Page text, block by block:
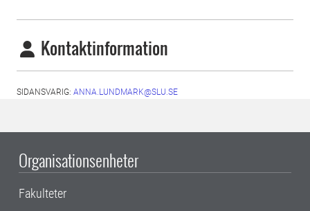
Kontaktinformation
SIDANSVARIG: ANNA.LUNDMARK@SLU.SE
Organisationsenheter
Fakulteter